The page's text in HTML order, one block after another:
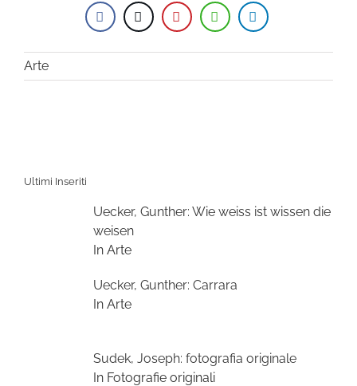
Arte
Ultimi Inseriti
Uecker, Gunther: Wie weiss ist wissen die
weisen
In Arte
Uecker, Gunther: Carrara
In Arte
Sudek, Joseph: fotografia originale
In Fotografie originali